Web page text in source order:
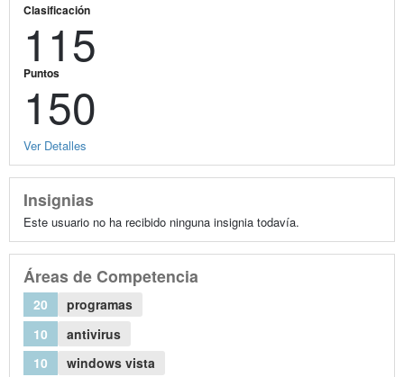
Clasificación
115
Puntos
150
Ver Detalles
Insignias
Este usuario no ha recibido ninguna insignia todavía.
Áreas de Competencia
20
programas
10
antivirus
10
windows vista